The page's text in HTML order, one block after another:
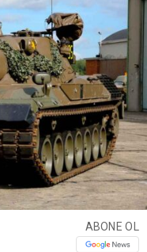
WhatsApp İhbar
Hattı
Facebook
Instagram
Youtube
ABONE OL